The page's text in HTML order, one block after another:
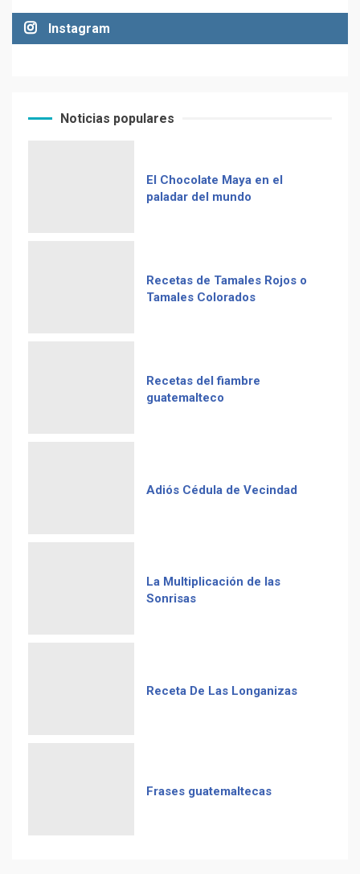
Instagram
Noticias populares
El Chocolate Maya en el
paladar del mundo
Recetas de Tamales Rojos o
Tamales Colorados
Recetas del fiambre
guatemalteco
Adiós Cédula de Vecindad
La Multiplicación de las
Sonrisas
Receta De Las Longanizas
Frases guatemaltecas